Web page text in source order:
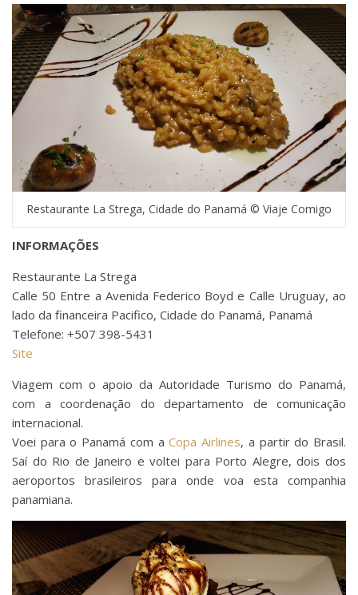
Restaurante La Strega, Cidade do Panamá © Viaje Comigo
INFORMAÇÕES
Restaurante La Strega
Calle 50 Entre a Avenida Federico Boyd e Calle Uruguay, ao
lado da financeira Pacifico, Cidade do Panamá, Panamá
Telefone: +507 398-5431
Site
Viagem com o apoio da Autoridade Turismo do Panamá,
com a coordenação do departamento de comunicação
internacional.
Voei para o Panamá com aCopa Airlines, a partir do Brasil.
Saí do Rio de Janeiro e voltei para Porto Alegre, dois dos
aeroportos brasileiros para onde voa esta companhia
panamiana.